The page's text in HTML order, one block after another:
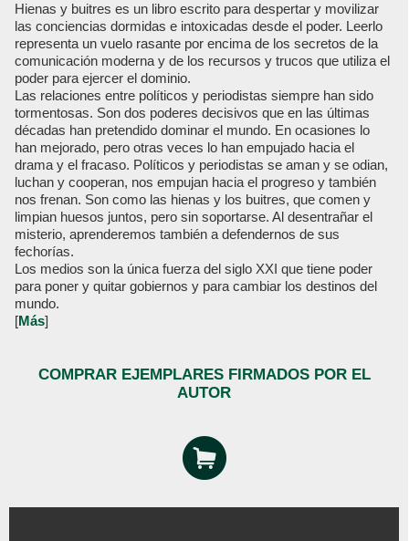
Hienas y buitres es un libro escrito para despertar y movilizar
las conciencias dormidas e intoxicadas desde el poder. Leerlo
representa un vuelo rasante por encima de los secretos de la
comunicación moderna y de los recursos y trucos que utiliza el
poder para ejercer el dominio.
Las relaciones entre políticos y periodistas siempre han sido
tormentosas. Son dos poderes decisivos que en las últimas
décadas han pretendido dominar el mundo. En ocasiones lo
han mejorado, pero otras veces lo han empujado hacia el
drama y el fracaso. Políticos y periodistas se aman y se odian,
luchan y cooperan, nos empujan hacia el progreso y también
nos frenan. Son como las hienas y los buitres, que comen y
limpian huesos juntos, pero sin soportarse. Al desentrañar el
misterio, aprenderemos también a defendernos de sus
fechorías.
Los medios son la única fuerza del siglo XXI que tiene poder
para poner y quitar gobiernos y para cambiar los destinos del
mundo.
[Más]
COMPRAR EJEMPLARES FIRMADOS POR EL
AUTOR